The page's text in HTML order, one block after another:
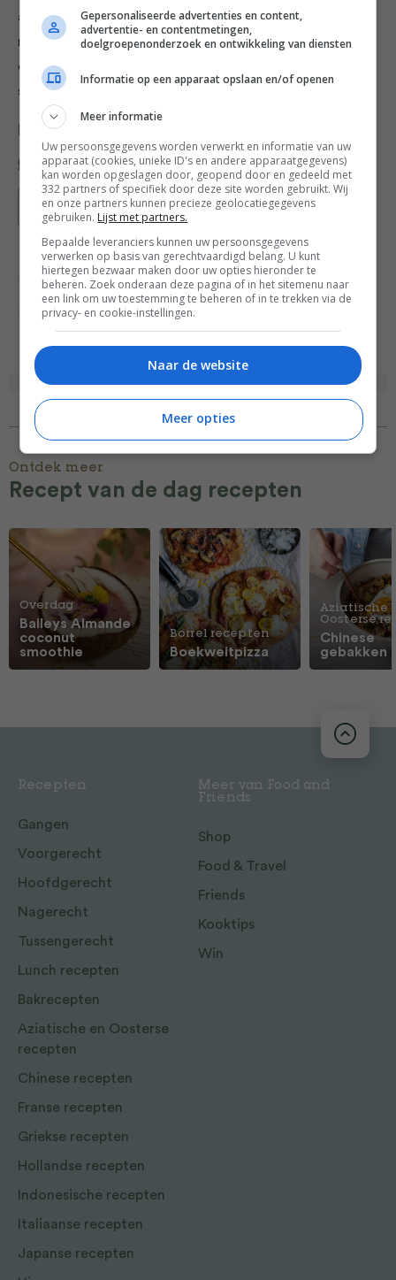
arnalen toe aan de inktvisringen, aal de knoflooktenen
ruit en roer de unt erdoor. Leg de sla op en schaal met
de rest van d olie. Schep de seafoodmix eop, met alle
sap uit de kom.
Deel dit recept
Bewaar recept
Recept van de dag Recepten Salade
Vis
Ontdek meer
Recept van de dag recepten
Overdag
Baileys Almande
coconut
smoothie
Borrel recepten
Boekweitpizza
Aziatische
Oosterse
Chinese
gebakken
Recepten
Gangen
Voorgerecht
Hoofdgerecht
Nagerecht
Tussengerecht
Lunch recepten
Bakrecepten
Aziatische en Oosterse
recepten
Chinese recepten
Franse recepten
Griekse recepten
Hollandse recepten
Indonesische recepten
Italiaanse recepten
Japanse recepten
Meer van Food and
Friends
Shop
Food & Travel
Friends
Kooktips
Win
Gepersonaliseerde advertenties en content,
advertentie- en contentmetingen,
doelgroepenonderzoek en ontwikkeling van diensten
Informatie op een apparaat opslaan en/of openen
Meer informatie
Uw persoonsgegevens worden verwerkt en informatie van uw
apparaat (cookies, unieke ID's en andere apparaatgegevens)
kan worden opgeslagen door, geopend door en gedeeld met
332 partners of specifiek door deze site worden gebruikt. Wij
en onze partners kunnen precieze geolocatiegegevens
gebruiken. Lijst met partners.
Bepaalde leveranciers kunnen uw persoonsgegevens
verwerken op basis van gerechtvaardigd belang. U kunt
hiertegen bezwaar maken door uw opties hieronder te
beheren. Zoek onderaan deze pagina of in het sitemenu naar
een link om uw toestemming te beheren of in te trekken via de
privacy- en cookie-instellingen.
Naar de website
Meer opties